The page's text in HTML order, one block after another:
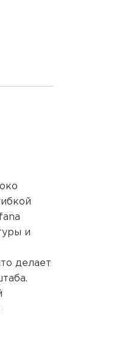
и
делает